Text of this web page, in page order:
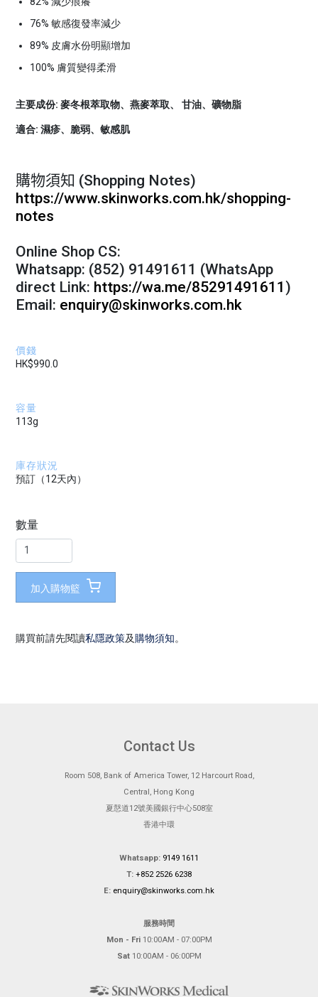
76% 敏感復發率減少
89% 皮膚水份明顯增加
100% 膚質變得柔滑
主要成份: 麥冬根萃取物、燕麥萃取、 甘油、礦物脂
適合: 濕疹、脆弱、敏感肌
購物須知 (Shopping Notes)
https://www.skinworks.com.hk/shopping-
notes
Online Shop CS:
Whatsapp: (852) 91491611 (WhatsApp
direct Link: https://wa.me/85291491611)
Email: enquiry@skinworks.com.hk
價錢
HK$990.0
容量
113g
庫存狀況
預訂（12天內）
數量
加入購物籃
購買前請先閱讀私隱政策及購物須知。
Contact Us
Room 508, Bank of America Tower, 12 Harcourt Road,
Central, Hong Kong
夏慤道12號美國銀行中心508室
香港中環
Whatsapp: 9149 1611
T: +852 2526 6238
E: enquiry@skinworks.com.hk
服務時間
Mon - Fri10:00AM - 07:00PM
Sat10:00AM - 06:00PM